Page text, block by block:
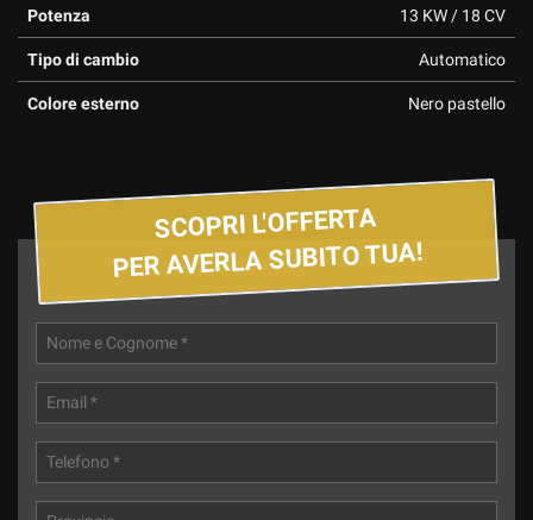
Potenza 13 KW / 18 CV
Tipo di cambio Automatico
Colore esterno Nero pastello
SCOPRI L'OFFERTA
PER AVERLA SUBITO TUA!